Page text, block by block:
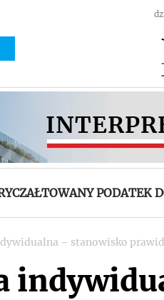
PODATEK
– stanowisko